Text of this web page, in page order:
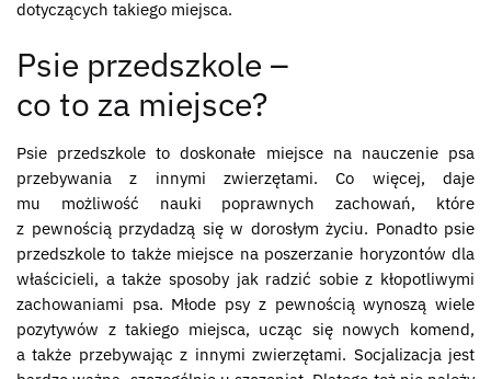
dotyczących takiego miejsca.
Psie przedszkole –
co to za miejsce?
Psie przedszkole to doskonałe miejsce na nauczenie psa
przebywania z innymi zwierzętami. Co więcej, daje
mu możliwość nauki poprawnych zachowań, które
z pewnością przydadzą się w dorosłym życiu. Ponadto psie
przedszkole to także miejsce na poszerzanie horyzontów dla
właścicieli, a także sposoby jak radzić sobie z kłopotliwymi
zachowaniami psa. Młode psy z pewnością wynoszą wiele
pozytywów z takiego miejsca, ucząc się nowych komend,
a także przebywając z innymi zwierzętami. Socjalizacja jest